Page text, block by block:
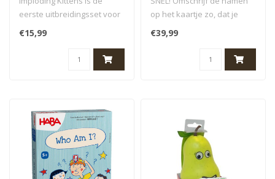
eerste uitbreidingsset voor
Exploding Kittens, het
veelb..
€15,99
op het kaartje zo, dat je
teamgenoten er zoveel
mogelij..
€39,99